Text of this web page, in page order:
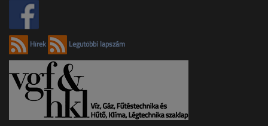
Hírek Legutóbbi lapszám